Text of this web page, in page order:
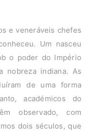
e veneráveis chefes
Um nasceu
o poder do Império
nobreza indiana. As
de uma forma
académicos do
observado, com
dois séculos, que